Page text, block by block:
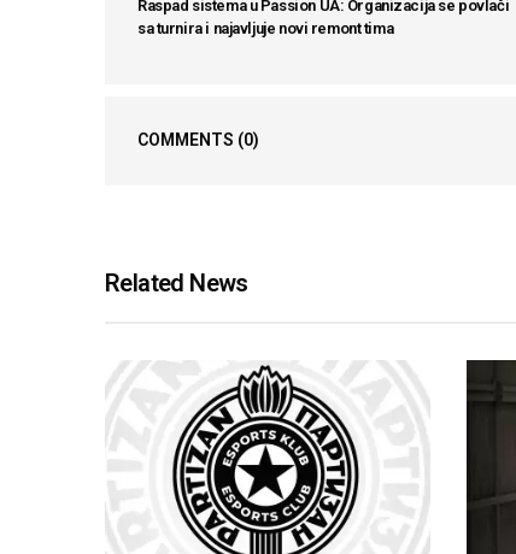
Raspad sistema u Passion UA: Organizacija se povlači
sa turnira i najavljuje novi remont tima
COMMENTS (0)
Related News